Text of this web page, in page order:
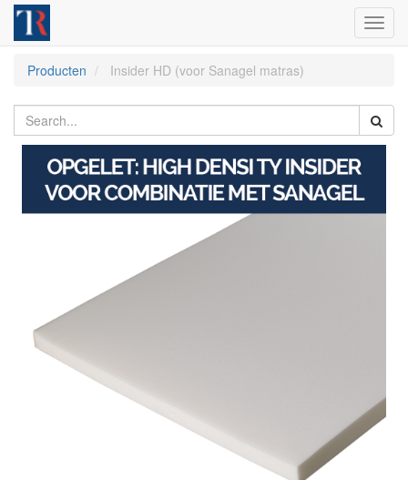
Producten
Insider HD (voor Sanagel matras)